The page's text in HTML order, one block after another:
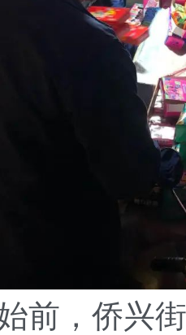
，侨兴街